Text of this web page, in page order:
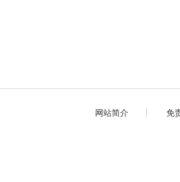
网站简介 免